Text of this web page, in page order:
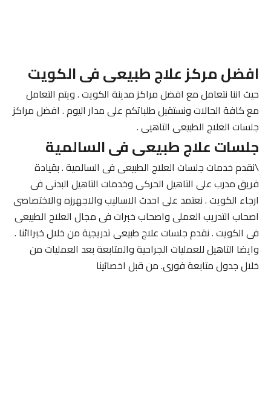
افضل مركز علاج طبيعى فى الكويت
حيث اننا نتعامل مع افضل مراكز مدينة الكويت . ويتم التعامل
مع كافة الحالات ونستقبل طلباتكم على مدار اليوم . افضل مراكز
جلسات العلاج الطبيعى التاهيى .
جلسات علاج طبيعى فى السالمية
\نقدم خدمات جلسات العلاج الطبيعى فى السالمية . بقيادة
فريق مدرب على التاهيل الحركى وخدمات التاهيل البدنى فى
ارجاء الكويت . نعتمد على احدث الاساليب والاجهرزه والاختصاصى
اصحاب التدريب العملى واصحاب خبرات فى مجال العلاج الطبيعى
فى الكويت . نقدم جلسات علاج طبيعى تدريجية من خلال خبراائنا .
وايضا التاهيل للعمليات الجراحية والمتابعة بعد العمليات من
خلال جدول متابعة فورى. من قبل اخصائينا